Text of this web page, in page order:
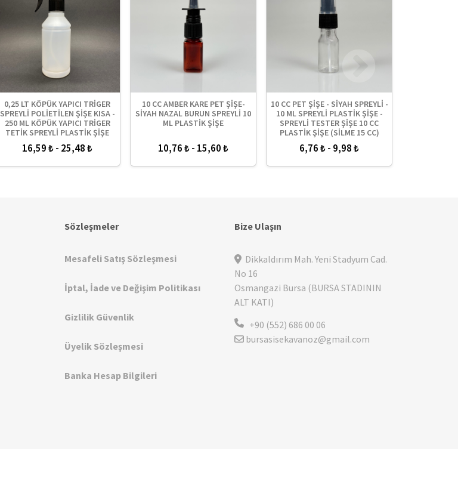
0,25 LT KÖPÜK YAPICI TRİGER
SPREYLİ POLİETİLEN ŞİŞE KISA -
250 ML KÖPÜK YAPICI TRİGER
TETİK SPREYLİ PLASTİK ŞİŞE
16,59 ₺ - 25,48 ₺
10 CC AMBER KARE PET ŞİŞE-
SİYAH NAZAL BURUN SPREYLİ 10
ML PLASTİK ŞİŞE
10,76 ₺ - 15,60 ₺
10 CC PET ŞİŞE - SİYAH SPREYLİ -
10 ML SPREYLİ PLASTİK ŞİŞE -
SPREYLİ TESTER ŞİŞE 10 CC
PLASTİK ŞİŞE (SİLME 15 CC)
6,76 ₺ - 9,98 ₺
Sözleşmeler
Mesafeli Satış Sözleşmesi
İptal, İade ve Değişim Politikası
Gizlilik Güvenlik
Üyelik Sözleşmesi
Banka Hesap Bilgileri
Bize Ulaşın
Dikkaldırım Mah. Yeni Stadyum Cad.
No 16
Osmangazi Bursa (BURSA STADININ
ALT KATI)
+90 (552) 686 00 06
bursasisekavanoz@gmail.com